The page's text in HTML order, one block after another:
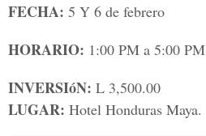
FECHA: 5 Y 6 de febrero
HORARIO: 1:00 PM a 5:00 PM
INVERSIóN: L 3,500.00
LUGAR: Hotel Honduras Maya.